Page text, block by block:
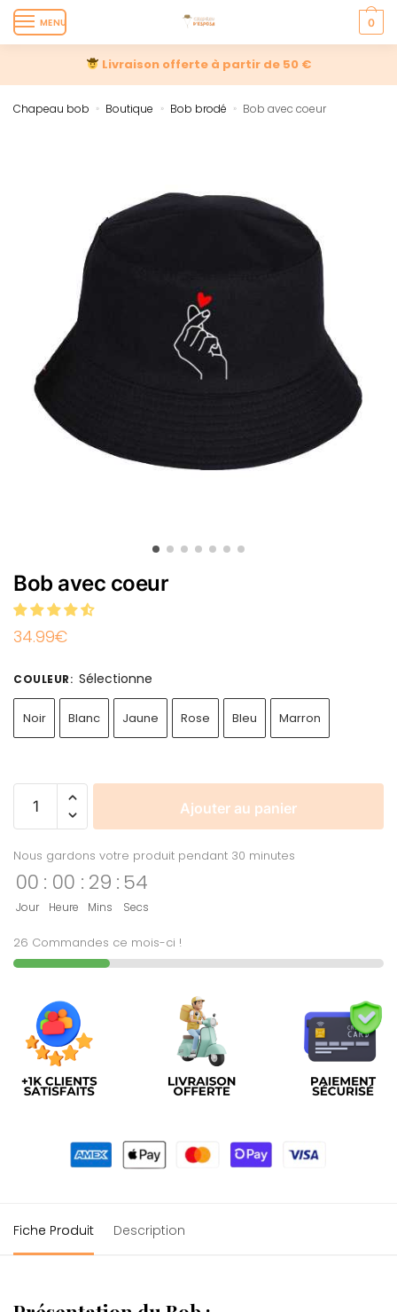
MENU 0
Livraison offerte à partir de 50 €
Chapeau bob » Boutique » Bob brodé » Bob avec coeur
Bob avec coeur
34.99€
COULEUR: Sélectionne
Noir Blanc Jaune Rose Bleu Marron
Ajouter au panier
Nous gardons votre produit pendant 30 minutes
00
Jour
: 00
Heure
: 29
Mins
: 54
Secs
26 Commandes ce mois-ci !
Fiche Produit Description